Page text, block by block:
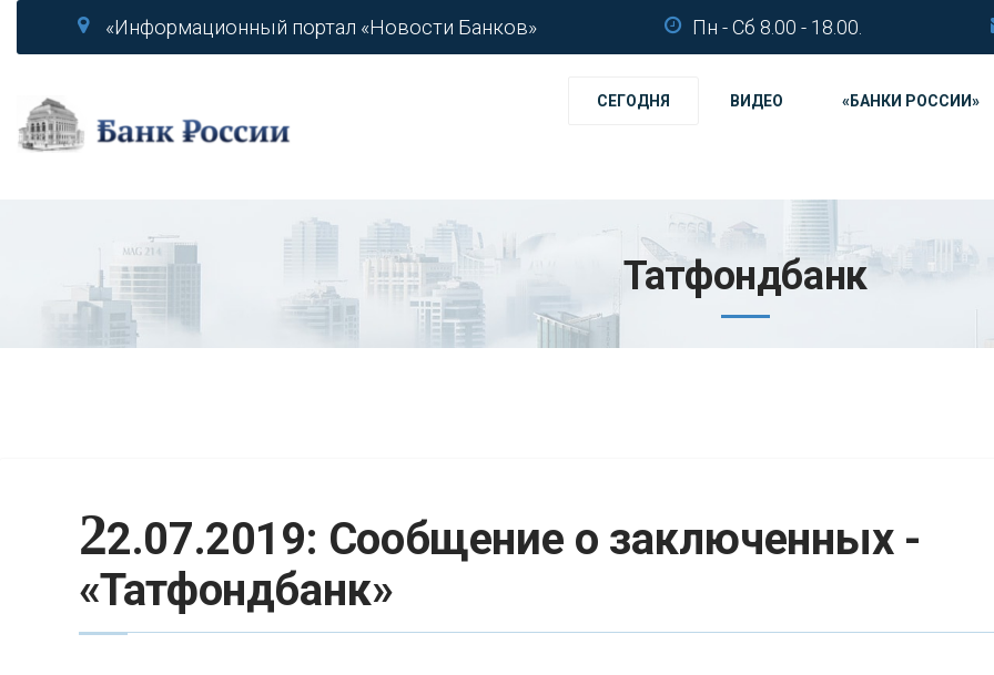
«Информационный портал «Новости Банков» Пн - Сб 8.00 - 18.00.
СЕГОДНЯ ВИДЕО «БАНКИ РОССИИ»
Татфондбанк
22.07.2019: Сообщение о заключенных -
«Татфондбанк»